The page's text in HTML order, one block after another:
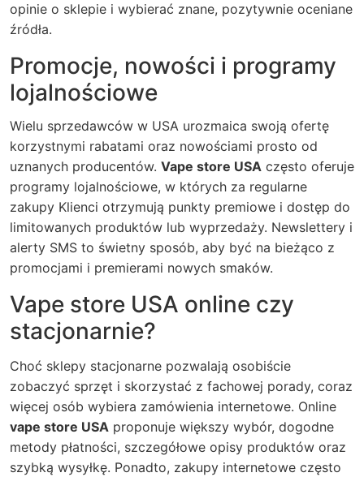
opinie o sklepie i wybierać znane, pozytywnie oceniane
źródła.
Promocje, nowości i programy
lojalnościowe
Wielu sprzedawców w USA urozmaica swoją ofertę
korzystnymi rabatami oraz nowościami prosto od
uznanych producentów. Vape store USA często oferuje
programy lojalnościowe, w których za regularne
zakupy Klienci otrzymują punkty premiowe i dostęp do
limitowanych produktów lub wyprzedaży. Newslettery i
alerty SMS to świetny sposób, aby być na bieżąco z
promocjami i premierami nowych smaków.
Vape store USA online czy
stacjonarnie?
Choć sklepy stacjonarne pozwalają osobiście
zobaczyć sprzęt i skorzystać z fachowej porady, coraz
więcej osób wybiera zamówienia internetowe. Online
vape store USA proponuje większy wybór, dogodne
metody płatności, szczegółowe opisy produktów oraz
szybką wysyłkę. Ponadto, zakupy internetowe często